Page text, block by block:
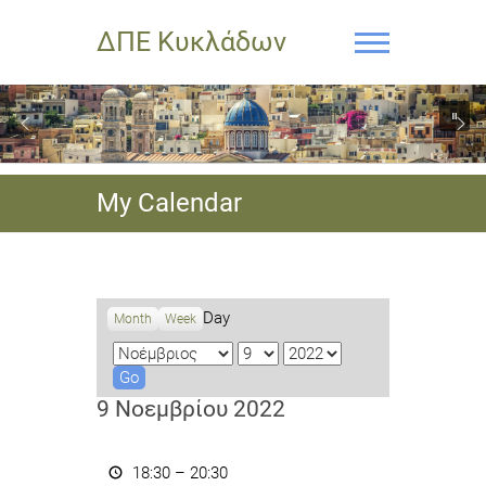
ΔΠΕ Κυκλάδων
My Calendar
Month Week Day
M
o
n
D
y
Y
a
9 Νοεμβρίου 2022
Αγωγής18:30 – 20:30